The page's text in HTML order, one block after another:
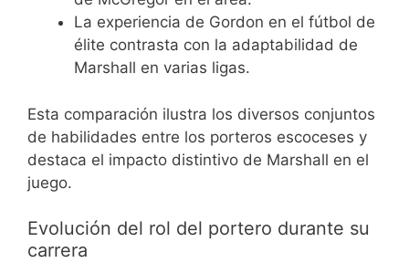
La experiencia de Gordon en el fútbol de
élite contrasta con la adaptabilidad de
Marshall en varias ligas.
Esta comparación ilustra los diversos conjuntos
de habilidades entre los porteros escoceses y
destaca el impacto distintivo de Marshall en el
juego.
Evolución del rol del portero durante su
carrera